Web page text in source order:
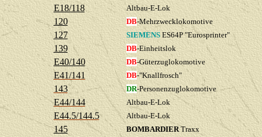
E18/118 Altbau-E-Lok
120 DB-Mehrzwecklokomotive
127 SIEMENSES64P "Eurosprinter"
139 DB-Einheitslok
E40/140 DB-Güterzuglokomotive
E41/141 DB-"Knallfrosch"
143 DR-Personenzuglokomotive
E44/144 Altbau-E-Lok
E44.5/144.5 Altbau-E-Lok
145 BOMBARDIERTraxx